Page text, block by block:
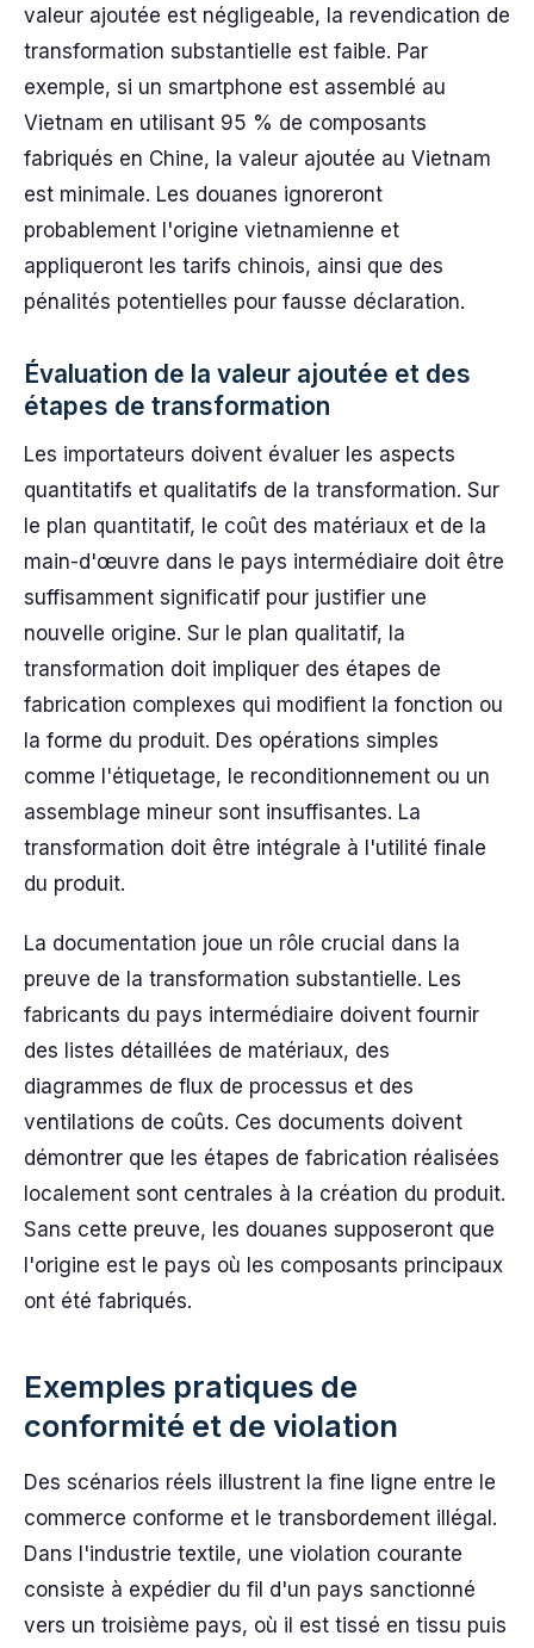
valeur ajoutée est négligeable, la revendication de
transformation substantielle est faible. Par
exemple, si un smartphone est assemblé au
Vietnam en utilisant 95 % de composants
fabriqués en Chine, la valeur ajoutée au Vietnam
est minimale. Les douanes ignoreront
probablement l'origine vietnamienne et
appliqueront les tarifs chinois, ainsi que des
pénalités potentielles pour fausse déclaration.
Évaluation de la valeur ajoutée et des
étapes de transformation
Les importateurs doivent évaluer les aspects
quantitatifs et qualitatifs de la transformation. Sur
le plan quantitatif, le coût des matériaux et de la
main-d'œuvre dans le pays intermédiaire doit être
suffisamment significatif pour justifier une
nouvelle origine. Sur le plan qualitatif, la
transformation doit impliquer des étapes de
fabrication complexes qui modifient la fonction ou
la forme du produit. Des opérations simples
comme l'étiquetage, le reconditionnement ou un
assemblage mineur sont insuffisantes. La
transformation doit être intégrale à l'utilité finale
du produit.
La documentation joue un rôle crucial dans la
preuve de la transformation substantielle. Les
fabricants du pays intermédiaire doivent fournir
des listes détaillées de matériaux, des
diagrammes de flux de processus et des
ventilations de coûts. Ces documents doivent
démontrer que les étapes de fabrication réalisées
localement sont centrales à la création du produit.
Sans cette preuve, les douanes supposeront que
l'origine est le pays où les composants principaux
ont été fabriqués.
Exemples pratiques de
conformité et de violation
Des scénarios réels illustrent la fine ligne entre le
commerce conforme et le transbordement illégal.
Dans l'industrie textile, une violation courante
consiste à expédier du fil d'un pays sanctionné
vers un troisième pays, où il est tissé en tissu puis